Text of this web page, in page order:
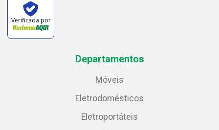
Verificada por
Departamentos
Móveis
Eletrodomésticos
Eletroportáteis